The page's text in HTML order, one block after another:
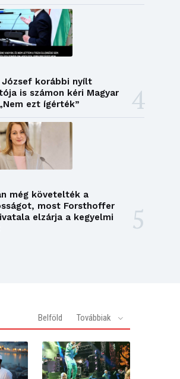
korábbi nyílt
is számon kéri Magyar
ezt ígérték”
még követelték a
most Forsthoffer
elzárja a kegyelmi
Belföld Továbbiak